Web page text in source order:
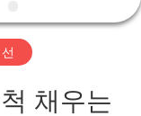
채우는